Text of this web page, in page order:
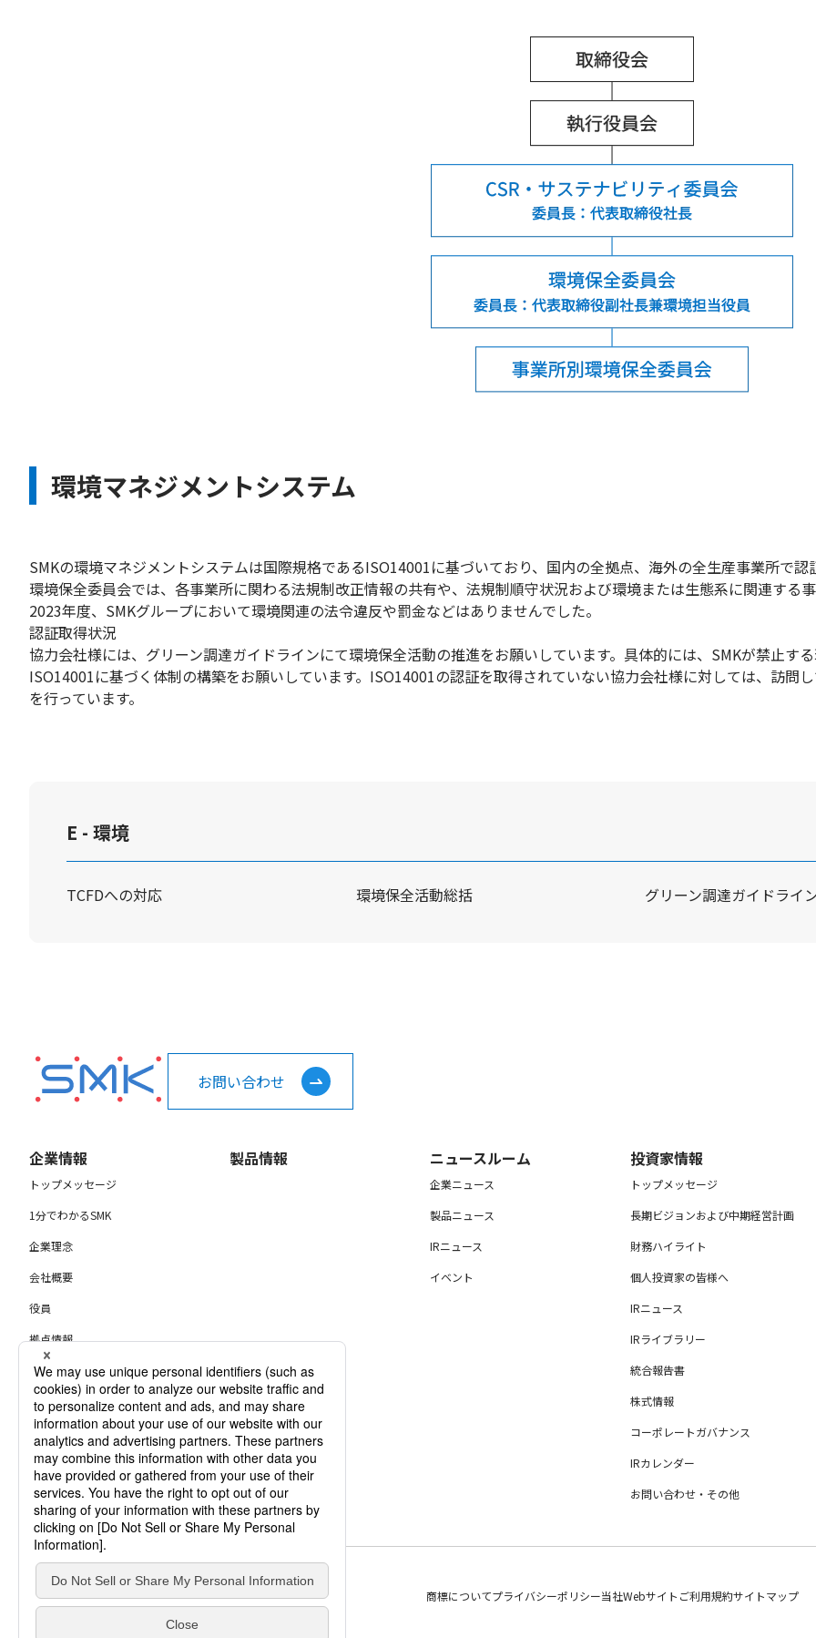
環境マネジメントシステム
SMKの環境マネジメントシステムは国際規格であるISO14001に基づいており、国内の全拠点、海外の全生産事業所で認
環境保全委員会では、各事業所に関わる法規制改正情報の共有や、法規制順守状況および環境または生態系に関連する事
2023年度、SMKグループにおいて環境関連の法令違反や罰金などはありませんでした。
認証取得状況
協力会社様には、グリーン調達ガイドラインにて環境保全活動の推進をお願いしています。具体的には、SMKが禁止す
ISO14001に基づく体制の構築をお願いしています。ISO14001の認証を取得されていない協力会社様に対しては、訪問
を行っています。
E - 環境
TCFDへの対応 環境保全活動総括 グリーン調達ガイドライ
お問い合わせ
企業情報
トップメッセージ
1分でわかるSMK
企業理念
会社概要
役員
拠点情報
認証取得状況
会社案内パンフレット
稼働日カレンダー
動画ライブラリー
製品情報 ニュースルーム
企業ニュース
製品ニュース
IRニュース
イベント
投資家情報
トップメッセージ
長期ビジョンおよび中期経営計画
財務ハイライト
個人投資家の皆様へ
IRニュース
IRライブラリー
統合報告書
株式情報
コーポレートガバナンス
IRカレンダー
お問い合わせ・その他
商標についてプライバシーポリシー当社Webサイトご利用規約サイトマップ